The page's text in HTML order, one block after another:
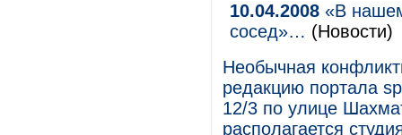
10.04.2008 «В
сосед»… (Новости)
Необычная
редакцию портала
12/3 по улице
располагается